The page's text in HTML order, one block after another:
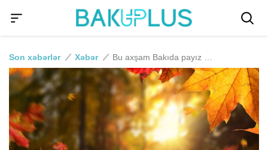
Son xəbərlər Xəbər